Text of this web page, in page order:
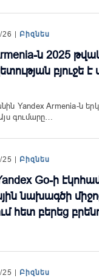
| Բիզնես
ն 2025
բյուջե է
Yandex Armenia-ն
գումարը…
| Բիզնես
Go-ի
նախագծի
հետ բերեց
| Բիզնես